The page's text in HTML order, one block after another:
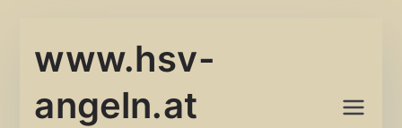
Inhalt
www.hsv-
angeln.at